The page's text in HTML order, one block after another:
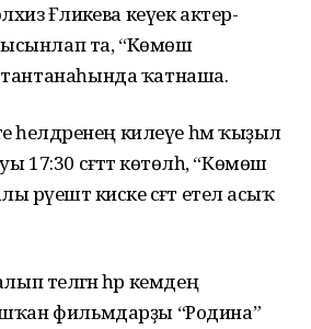
Ғәликәева кеүек актер-
ысынлап та, “Көмөш
ҡатнаша.
әһелдәренең килеүе һәм ҡыҙыл
17:30 сәғәттә көтөлһә, “Көмөш
рәүештә киске сәғәт етелә асыҡ
алып теләгән һәр кемдең
фильмдарҙы “Родина”